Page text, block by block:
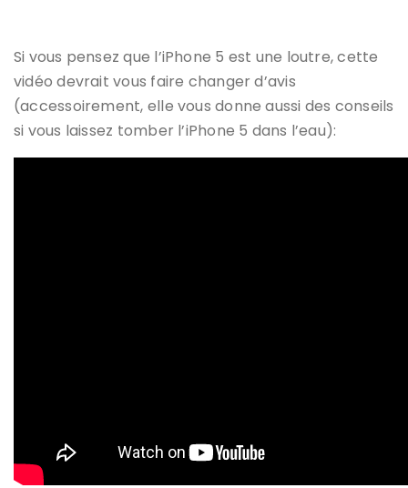
Si vous pensez que l’iPhone 5 est une loutre, cette
vidéo devrait vous faire changer d’avis
(accessoirement, elle vous donne aussi des conseils
si vous laissez tomber l’iPhone 5 dans l’eau):